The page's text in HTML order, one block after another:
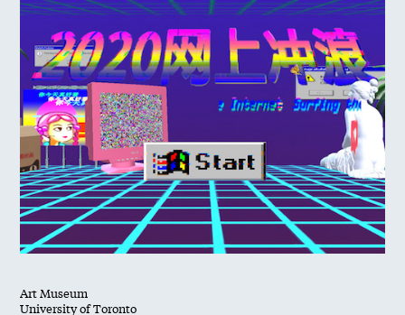
Art Museum
University of Toronto